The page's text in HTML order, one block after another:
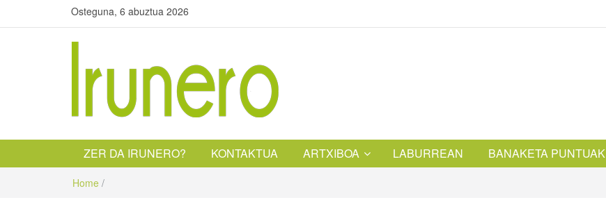
Osteguna, 6 abuztua 2026
Irunero
ZER DA IRUNERO? KONTAKTUA ARTXIBOA LABURREAN BANAKETA PUNTUAK
Home /